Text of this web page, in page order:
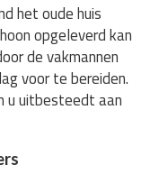
het oude huis
opgeleverd kan
de vakmannen
voor te bereiden.
u uitbesteedt aan